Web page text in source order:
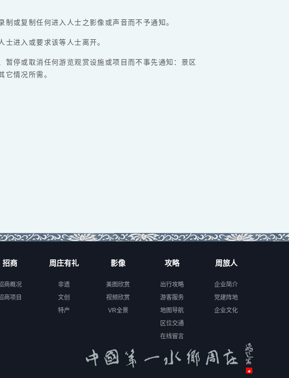
或复制任何进入人士之影像或声音而不予通知。
进入或要求该等人士离开。
停或取消任何游览观赏设施或项目而不事先通知：景区
它情况所需。
招商
商概况
商项目
周庄有礼
非遗
文创
特产
影像
美图欣赏
视频欣赏
VR全景
攻略
出行攻略
游客服务
地图导航
区位交通
在线留言
周旅人
企业简介
党建阵地
企业文化